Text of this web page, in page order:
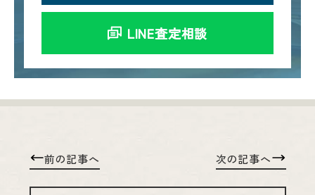
LINE査定相談
前の記事へ 次の記事へ